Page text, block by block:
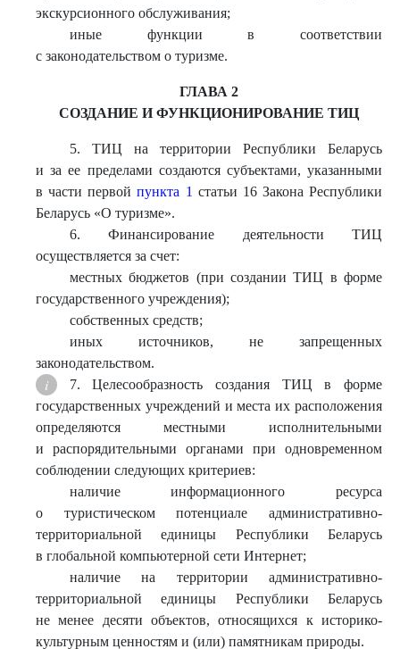
экскурсионного обслуживания;
иные функции в соответствии
с законодательством о туризме.
ГЛАВА 2
СОЗДАНИЕ И ФУНКЦИОНИРОВАНИЕ ТИЦ
5. ТИЦ на территории Республики Беларусь
и за ее пределами создаются субъектами, указанными
в части первойпункта 1 статьи 16 Закона Республики
Беларусь «О туризме».
6. Финансирование деятельности ТИЦ
осуществляется за счет:
местных бюджетов (при создании ТИЦ в форме
государственного учреждения);
собственных средств;
иных источников, не запрещенных
законодательством.
7. Целесообразность создания ТИЦ в форме
государственных учреждений и места их расположения
определяются местными исполнительными
и распорядительными органами при одновременном
соблюдении следующих критериев:
наличие информационного ресурса
о туристическом потенциале административно-
территориальной единицы Республики Беларусь
в глобальной компьютерной сети Интернет;
наличие на территории административно-
территориальной единицы Республики Беларусь
не менее десяти объектов, относящихся к историко-
культурным ценностям и (или) памятникам природы.